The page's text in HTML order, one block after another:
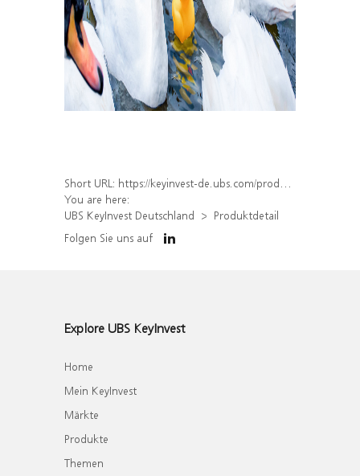
Short URL: https://keyinvest-de.ubs.com/produkt/detail/index/isin/DE000WA83GL9
You are here:
UBS KeyInvest Deutschland
Produktdetail
Folgen Sie uns auf
Explore UBS KeyInvest
Home
Mein KeyInvest
Märkte
Produkte
Themen